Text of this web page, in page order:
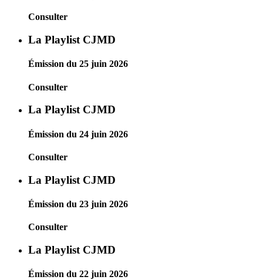
Consulter
La Playlist CJMD
Émission du 25 juin 2026
Consulter
La Playlist CJMD
Émission du 24 juin 2026
Consulter
La Playlist CJMD
Émission du 23 juin 2026
Consulter
La Playlist CJMD
Émission du 22 juin 2026